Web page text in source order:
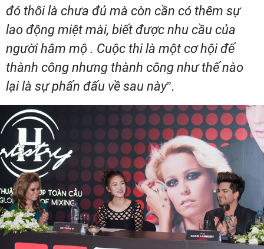
đó thôi là chưa đủ mà còn cần có thêm sự
lao động miệt mài, biết được nhu cầu của
người hâm mộ . Cuộc thi là một cơ hội để
thành công nhưng thành công như thế nào
lại là sự phấn đấu về sau này”.